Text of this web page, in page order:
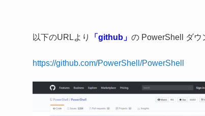
以下のURLより 「github」 の PowerShell ダウ
https://github.com/PowerShell/PowerShell